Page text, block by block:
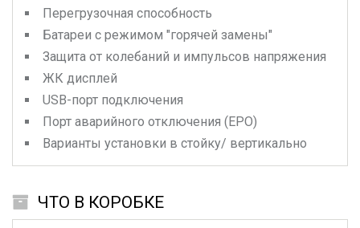
Перегрузочная способность
Батареи с режимом "горячей замены"
Защита от колебаний и импульсов напряжения
ЖК дисплей
USB-порт подключения
Порт аварийного отключения (EPO)
Варианты установки в стойку/ вертикально
ЧТО В КОРОБКЕ